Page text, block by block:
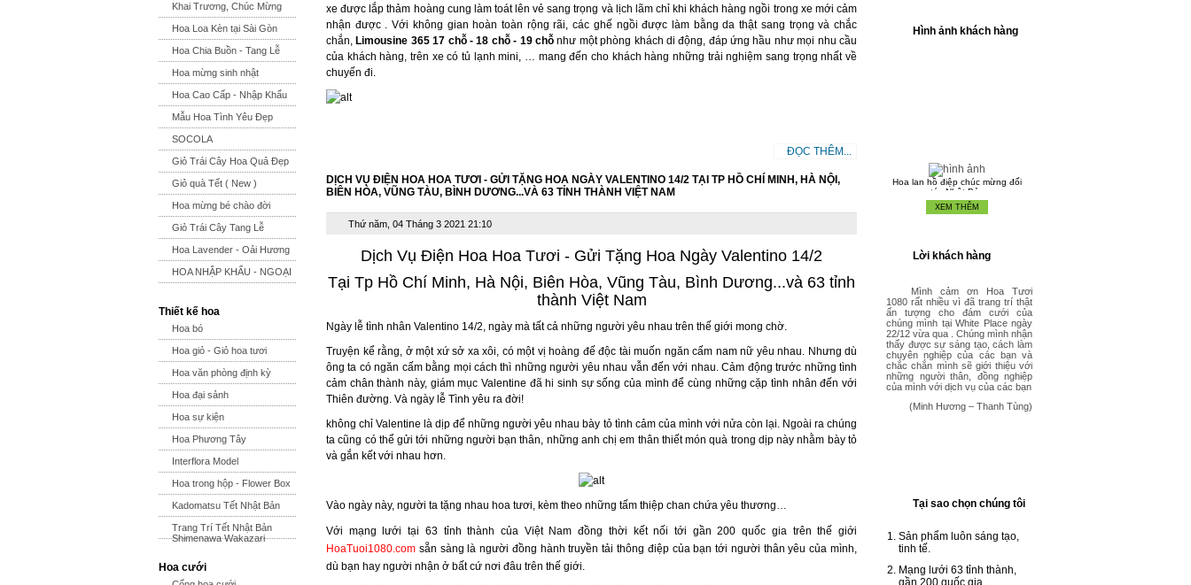
Khai Trương, Chúc Mừng
Hoa Loa Kèn tại Sài Gòn
Hoa Chia Buồn - Tang Lễ
Hoa mừng sinh nhật
Hoa Cao Cấp - Nhập Khẩu
Mẫu Hoa Tình Yêu Đẹp
SOCOLA
Giỏ Trái Cây Hoa Quả Đẹp
Giỏ quà Tết ( New )
Hoa mừng bé chào đời
Giỏ Trái Cây Tang Lễ
Hoa Lavender - Oải Hương
HOA NHẬP KHẨU - NGOẠI
Thiết kế hoa
Hoa bó
Hoa giỏ - Giỏ hoa tươi
Hoa văn phòng định kỳ
Hoa đại sảnh
Hoa sự kiện
Hoa Phương Tây
Interflora Model
Hoa trong hộp - Flower Box
Kadomatsu Tết Nhật Bản
Trang Trí Tết Nhật Bản
Shimenawa Wakazari
Hoa cưới
xe được lắp thảm hoàng cung làm toát lên vẻ sang trọng và lịch lãm chỉ khi khách hàng ngồi trong xe mới cảm
nhận được . Với không gian hoàn toàn rộng rãi, các ghế ngồi được làm bằng da thật sang trọng và chắc
chắn, Limousine 365 17 chỗ - 18 chỗ - 19 chỗnhư một phòng khách di động, đáp ứng hầu như mọi nhu cầu
của khách hàng, trên xe có tủ lạnh mini, … mang đến cho khách hàng những trải nghiệm sang trọng nhất về
chuyến đi.
ĐỌC THÊM...
DỊCH VỤ ĐIỆN HOA HOA TƯƠI - GỬI TẶNG HOA NGÀY VALENTINO 14/2 TẠI TP HỒ CHÍ MINH, HÀ NỘI,
BIÊN HÒA, VŨNG TÀU, BÌNH DƯƠNG...VÀ 63 TỈNH THÀNH VIỆT NAM
Thứ năm, 04 Tháng 3 2021 21:10
Dịch Vụ Điện Hoa Hoa Tươi - Gửi Tặng Hoa Ngày Valentino 14/2
Tại Tp Hồ Chí Minh, Hà Nội, Biên Hòa, Vũng Tàu, Bình Dương...và 63 tỉnh
thành Việt Nam
Ngày lễ tình nhân Valentino 14/2, ngày mà tất cả những người yêu nhau trên thế giới mong chờ.
Truyện kể rằng, ở một xứ sở xa xôi, có một vị hoàng đế độc tài muốn ngăn cấm nam nữ yêu nhau. Nhưng dù
ông ta có ngăn cấm bằng mọi cách thì những người yêu nhau vẫn đến với nhau. Cảm động trước những tình
cảm chân thành này, giám mục Valentine đã hi sinh sự sống của mình để cùng những cặp tình nhân đến với
Thiên đường. Và ngày lễ Tình yêu ra đời!
không chỉ Valentine là dịp để những người yêu nhau bày tỏ tình cảm của mình với nửa còn lại. Ngoài ra chúng
ta cũng có thể gửi tới những người bạn thân, những anh chị em thân thiết món quà trong dịp này nhằm bày tỏ
và gắn kết với nhau hơn.
Vào ngày này, người ta tặng nhau hoa tươi, kèm theo những tấm thiệp chan chứa yêu thương…
Với mạng lưới tại 63 tỉnh thành của Việt Nam đồng thời kết nối tới gần 200 quốc gia trên thế giới
HoaTuoi1080.com sẵn sàng là người đồng hành truyền tải thông điệp của bạn tới người thân yêu của mình,
dù bạn hay người nhận ở bất cứ nơi đâu trên thế giới.
Hình ảnh khách hàng
Hoa lan hồ điệp chúc mừng đối
tác Nhật Bản
Chậu hoa lan hồ điệp đẹp thực
Nam Quốc Tế
Thiết kế hoa chúc mừng khai
trương showroom nhạc cụ
Tặng Hoa Ngày Phụ Nữ Việt Nam
20 / 10
Giao lưu ra mắt bộ phim " Biết
Chết Liền " - Hãng phim Lê Bảo
XEM THÊM
Lời khách hàng
Công ty chúng tôi rất hài
lòng về dịch vụ hoa tươi của các
bạn, từ những bình hoa văn
phòng hàng tuần đến hoa chúc
mừng, chia buồn hay gửi hoa tới
các tỉnh thành, các bạn hiểu ý
khách hàng nhanh và làm rất đẹp
- chắc chắn sẽ ủng hộ các bạn
lâu dài
(Thuý Trúc – FPT HCM)
Vừa qua tôi có nhận được
hoa của người thân từ Việt Nam
gửi tặng, tôi rất thích bình hoa
này, màu sắc thật sang trọng và
hoa cũng tươi lâu nữa. Trong thời
gian tới tôi sẽ gửi hoa về VN và tôi
sẽ nhờ dịch vụ của bạn.
(Elly Trần – Texas – Hoa kỳ)
Dear hoatuoi1080.com, I
just wanted to say a big thank
you. I had flowers delivered to a
Vietnam restaurant for my
parents anniversary yesterday.
Everything went perfectly. My
mother was overwhelmed and
very impressed with the artistic
arrangment of the flowers. They
were fresh and beautifully
for days. Thank so much
Mình cảm ơn Hoa Tươi
1080 rất nhiều vì đã trang trí thật
ấn tượng cho đám cưới của
chúng mình tại White Place ngày
22/12 vừa qua . Chúng mình nhận
thấy được sự sáng tạo, cách làm
chuyên nghiệp của các bạn và
chắc chắn mình sẽ giới thiệu với
những người thân, đồng nghiệp
của mình với dịch vụ của các bạn
(Minh Hương – Thanh Tùng)
Tại sao chọn chúng tôi
Sản phẩm luôn sáng tạo,
tinh tế.
Mạng lưới 63 tỉnh thành,
gần 200 quốc gia.